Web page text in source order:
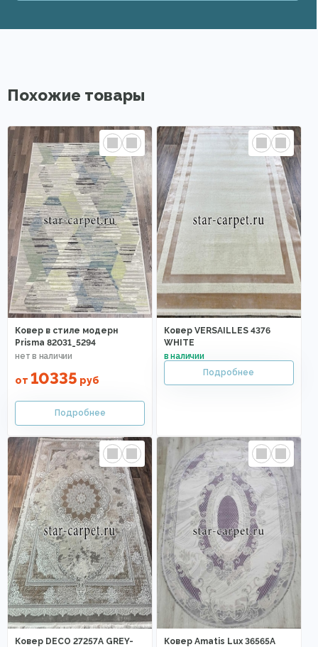
Похожие товары
Ковер в стиле модерн
Prisma 82031_5294
от 10335 руб
Ковер VERSAILLES 4376
WHITE
Ковер DECO 27257A GREY-
Ковер Amatis Lux 36565A